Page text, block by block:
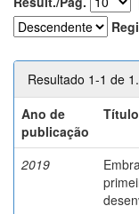
Resultado 1-1 de 1.
Ano de
publicação
Título
2019